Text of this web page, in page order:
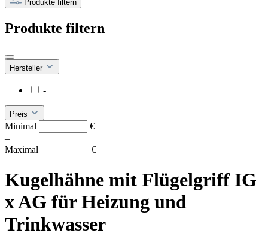
Produkte filtern
Produkte filtern
Hersteller
-
Preis
Minimal
€
–
Maximal
€
Kugelhähne mit Flügelgriff IG
x AG für Heizung und
Trinkwasser